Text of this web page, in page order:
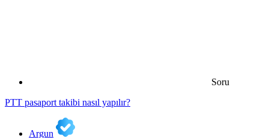
Soru
PTT pasaport takibi nasıl yapılır?
Argun